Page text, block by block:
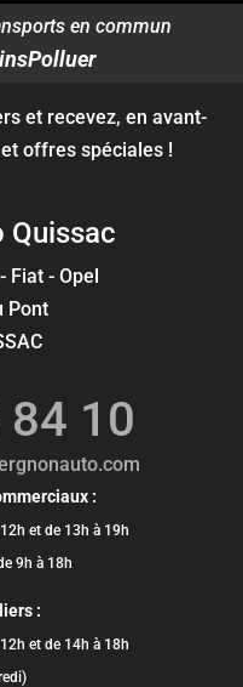
en commun
et recevez, en avant-
offres spéciales !
Quissac
Fiat - Opel
Pont
10
:
et de 13h à 19h
9h à 18h
:
et de 14h à 18h